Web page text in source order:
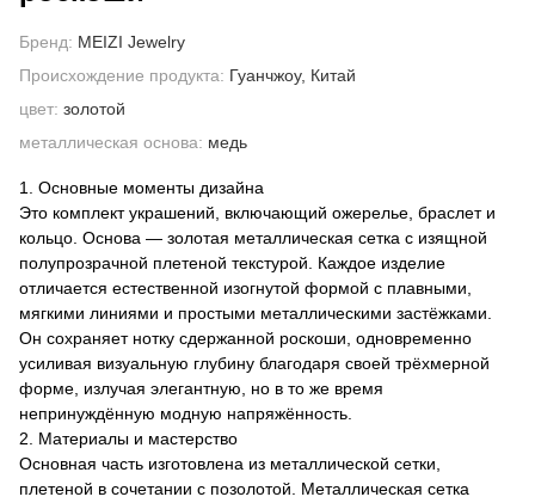
Бренд: MEIZI Jewelry
Происхождение продукта: Гуанчжоу, Китай
цвет: золотой
металлическая основа: медь
1. Основные моменты дизайна
Это комплект украшений, включающий ожерелье, браслет и
кольцо. Основа — золотая металлическая сетка с изящной
полупрозрачной плетеной текстурой. Каждое изделие
отличается естественной изогнутой формой с плавными,
мягкими линиями и простыми металлическими застёжками.
Он сохраняет нотку сдержанной роскоши, одновременно
усиливая визуальную глубину благодаря своей трёхмерной
форме, излучая элегантную, но в то же время
непринуждённую модную напряжённость.
2. Материалы и мастерство
Основная часть изготовлена ​​из металлической сетки,
плетеной в сочетании с позолотой. Металлическая сетка